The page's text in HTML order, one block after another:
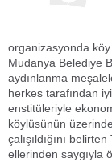
organizasyonda
Mudanya Belediye
aydınlanma
herkes tarafından
enstitüleriyle
köylüsünün
çalışıldığını
ellerinden saygıyla